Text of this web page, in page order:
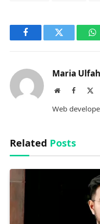
FacebookTwitter
Maria Ulfah
WebsiteFacebook
Web
Related Posts